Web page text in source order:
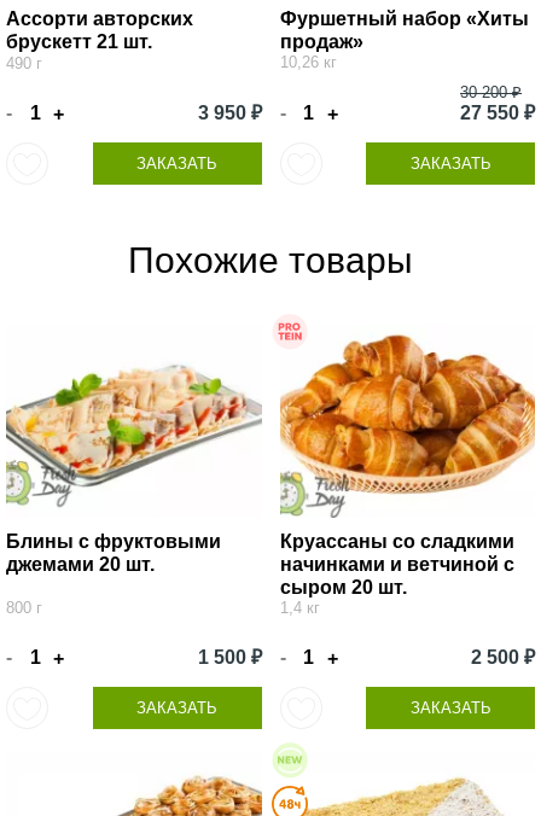
Ассорти авторских
брускетт 21 шт.
490 г
- + 3 950 ₽
ЗАКАЗАТЬ
Фуршетный набор «Хиты
продаж»
10,26 кг
- +
30 200 ₽
27 550 ₽
ЗАКАЗАТЬ
Похожие товары
Блины с фруктовыми
джемами 20 шт.
800 г
- + 1 500 ₽
ЗАКАЗАТЬ
Круассаны со сладкими
начинками и ветчиной с
сыром 20 шт.
1,4 кг
- + 2 500 ₽
ЗАКАЗАТЬ